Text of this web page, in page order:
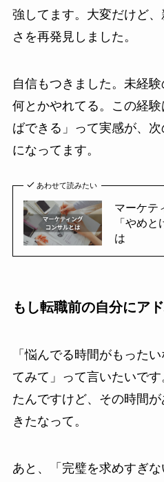
強してます。大変だけど
さを再発見しました。
自信もつきました。未経験
何とかやれてる。この経
ばできる」って実感が、
になってます。
あわせて読みたい
マーケテ
「やめ
は
もし転職前の自分にア
「悩んでる時間がもった
てみて」って言いたいで
たんですけど、その時間
きたなって。
あと、「完璧を求めすぎ